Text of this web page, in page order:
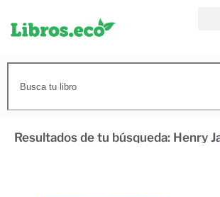
Resultados de tu búsqueda: Henry